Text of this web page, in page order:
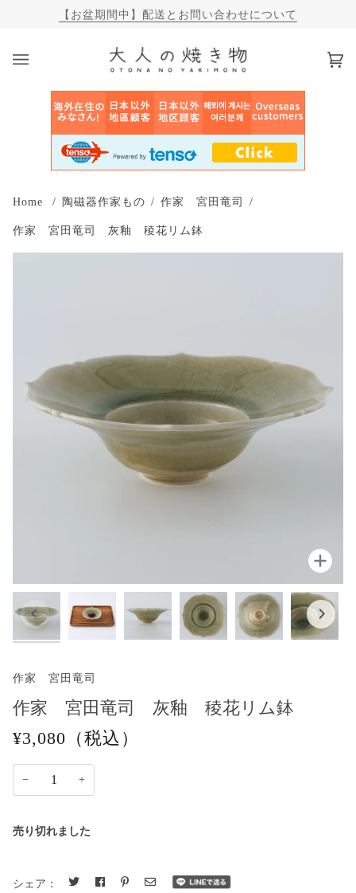
【お盆期間中】配送とお問い合わせについて
カ
Home / 陶磁器作家もの / 作家 宮田竜司 /
作家 宮田竜司 灰釉 稜花リム鉢
拡大
作家 宮田竜司
作家 宮田竜司 灰釉 稜花リム鉢
¥3,080 （税込）
− +
売り切れました
シェア：